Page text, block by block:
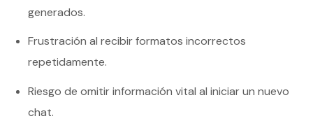
generados.
Frustración al recibir formatos incorrectos
repetidamente.
Riesgo de omitir información vital al iniciar un nuevo
chat.